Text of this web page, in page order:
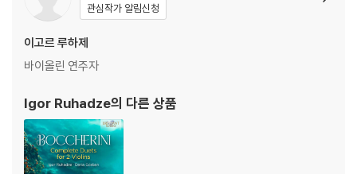
관심작가 알림신청
이고르 루하제
바이올린 연주자
Igor Ruhadze의 다른 상품